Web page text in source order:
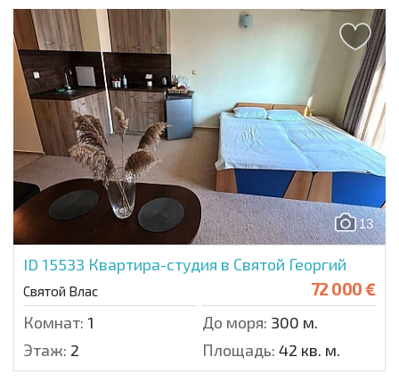
13
ID 15533 Квартира-студия в Святой Георгий
Святой Влас 72 000 €
Комнат: 1 До моря: 300 м.
Этаж: 2 Площадь: 42 кв. м.